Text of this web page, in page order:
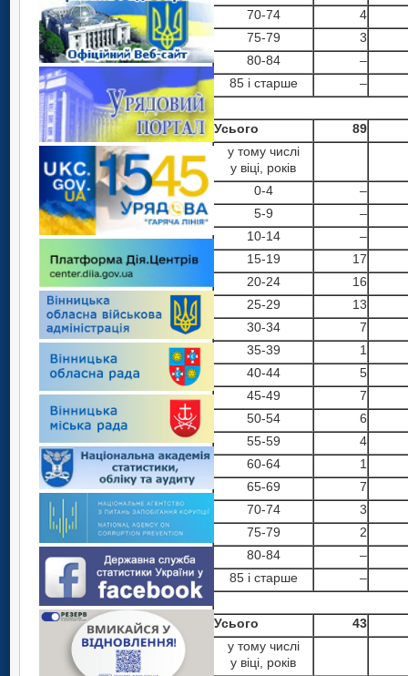
70-74
4
75-79
3
80-84
–
85 і старше
–
Усього
89
у тому числі
у віці, років
0-4
–
5-9
–
10-14
–
15-19
17
20-24
16
25-29
13
30-34
7
35-39
1
40-44
5
45-49
7
50-54
6
55-59
4
60-64
1
65-69
7
70-74
3
75-79
2
80-84
–
85 і старше
–
Усього
43
у тому числі
у віці, років